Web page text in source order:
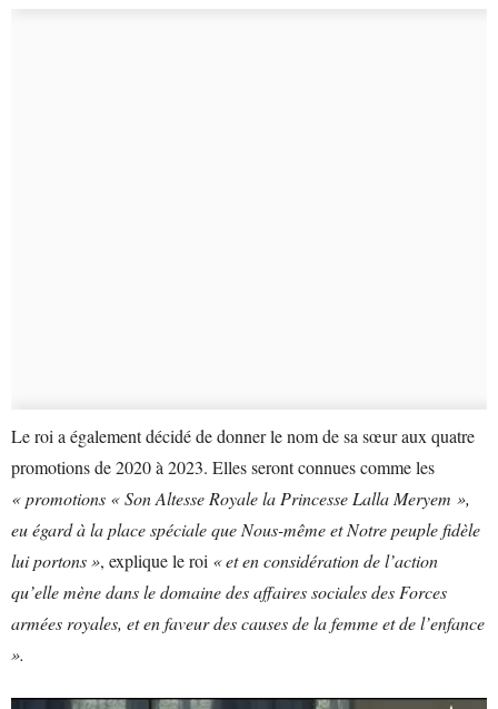
Le roi a également décidé de donner le nom de sa sœur aux quatre
promotions de 2020 à 2023. Elles seront connues comme les
« promotions « Son Altesse Royale la Princesse Lalla Meryem »,
eu égard à la place spéciale que Nous-même et Notre peuple fidèle
lui portons », explique le roi « et en considération de l’action
qu’elle mène dans le domaine des affaires sociales des Forces
armées royales, et en faveur des causes de la femme et de l’enfance
».